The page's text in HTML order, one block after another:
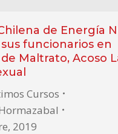
de Energía
funcionarios en
Maltrato, Acoso
Cursos
2019